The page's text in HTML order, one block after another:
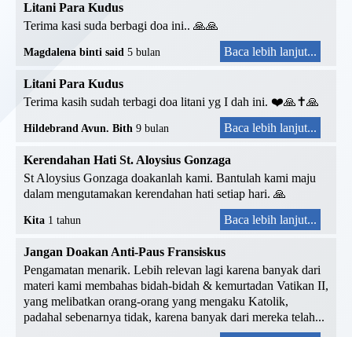
Litani Para Kudus
Terima kasi suda berbagi doa ini.. 🙏🙏
Magdalena binti said 5 bulan Baca lebih lanjut...
Litani Para Kudus
Terima kasih sudah terbagi doa litani yg I dah ini. ❤️🙏✝️🙏
Hildebrand Avun. Bith 9 bulan Baca lebih lanjut...
Kerendahan Hati St. Aloysius Gonzaga
St Aloysius Gonzaga doakanlah kami. Bantulah kami maju
dalam mengutamakan kerendahan hati setiap hari. 🙏
Kita 1 tahun Baca lebih lanjut...
Jangan Doakan Anti-Paus Fransiskus
Pengamatan menarik. Lebih relevan lagi karena banyak dari
materi kami membahas bidah-bidah & kemurtadan Vatikan II,
yang melibatkan orang-orang yang mengaku Katolik,
padahal sebenarnya tidak, karena banyak dari mereka telah...